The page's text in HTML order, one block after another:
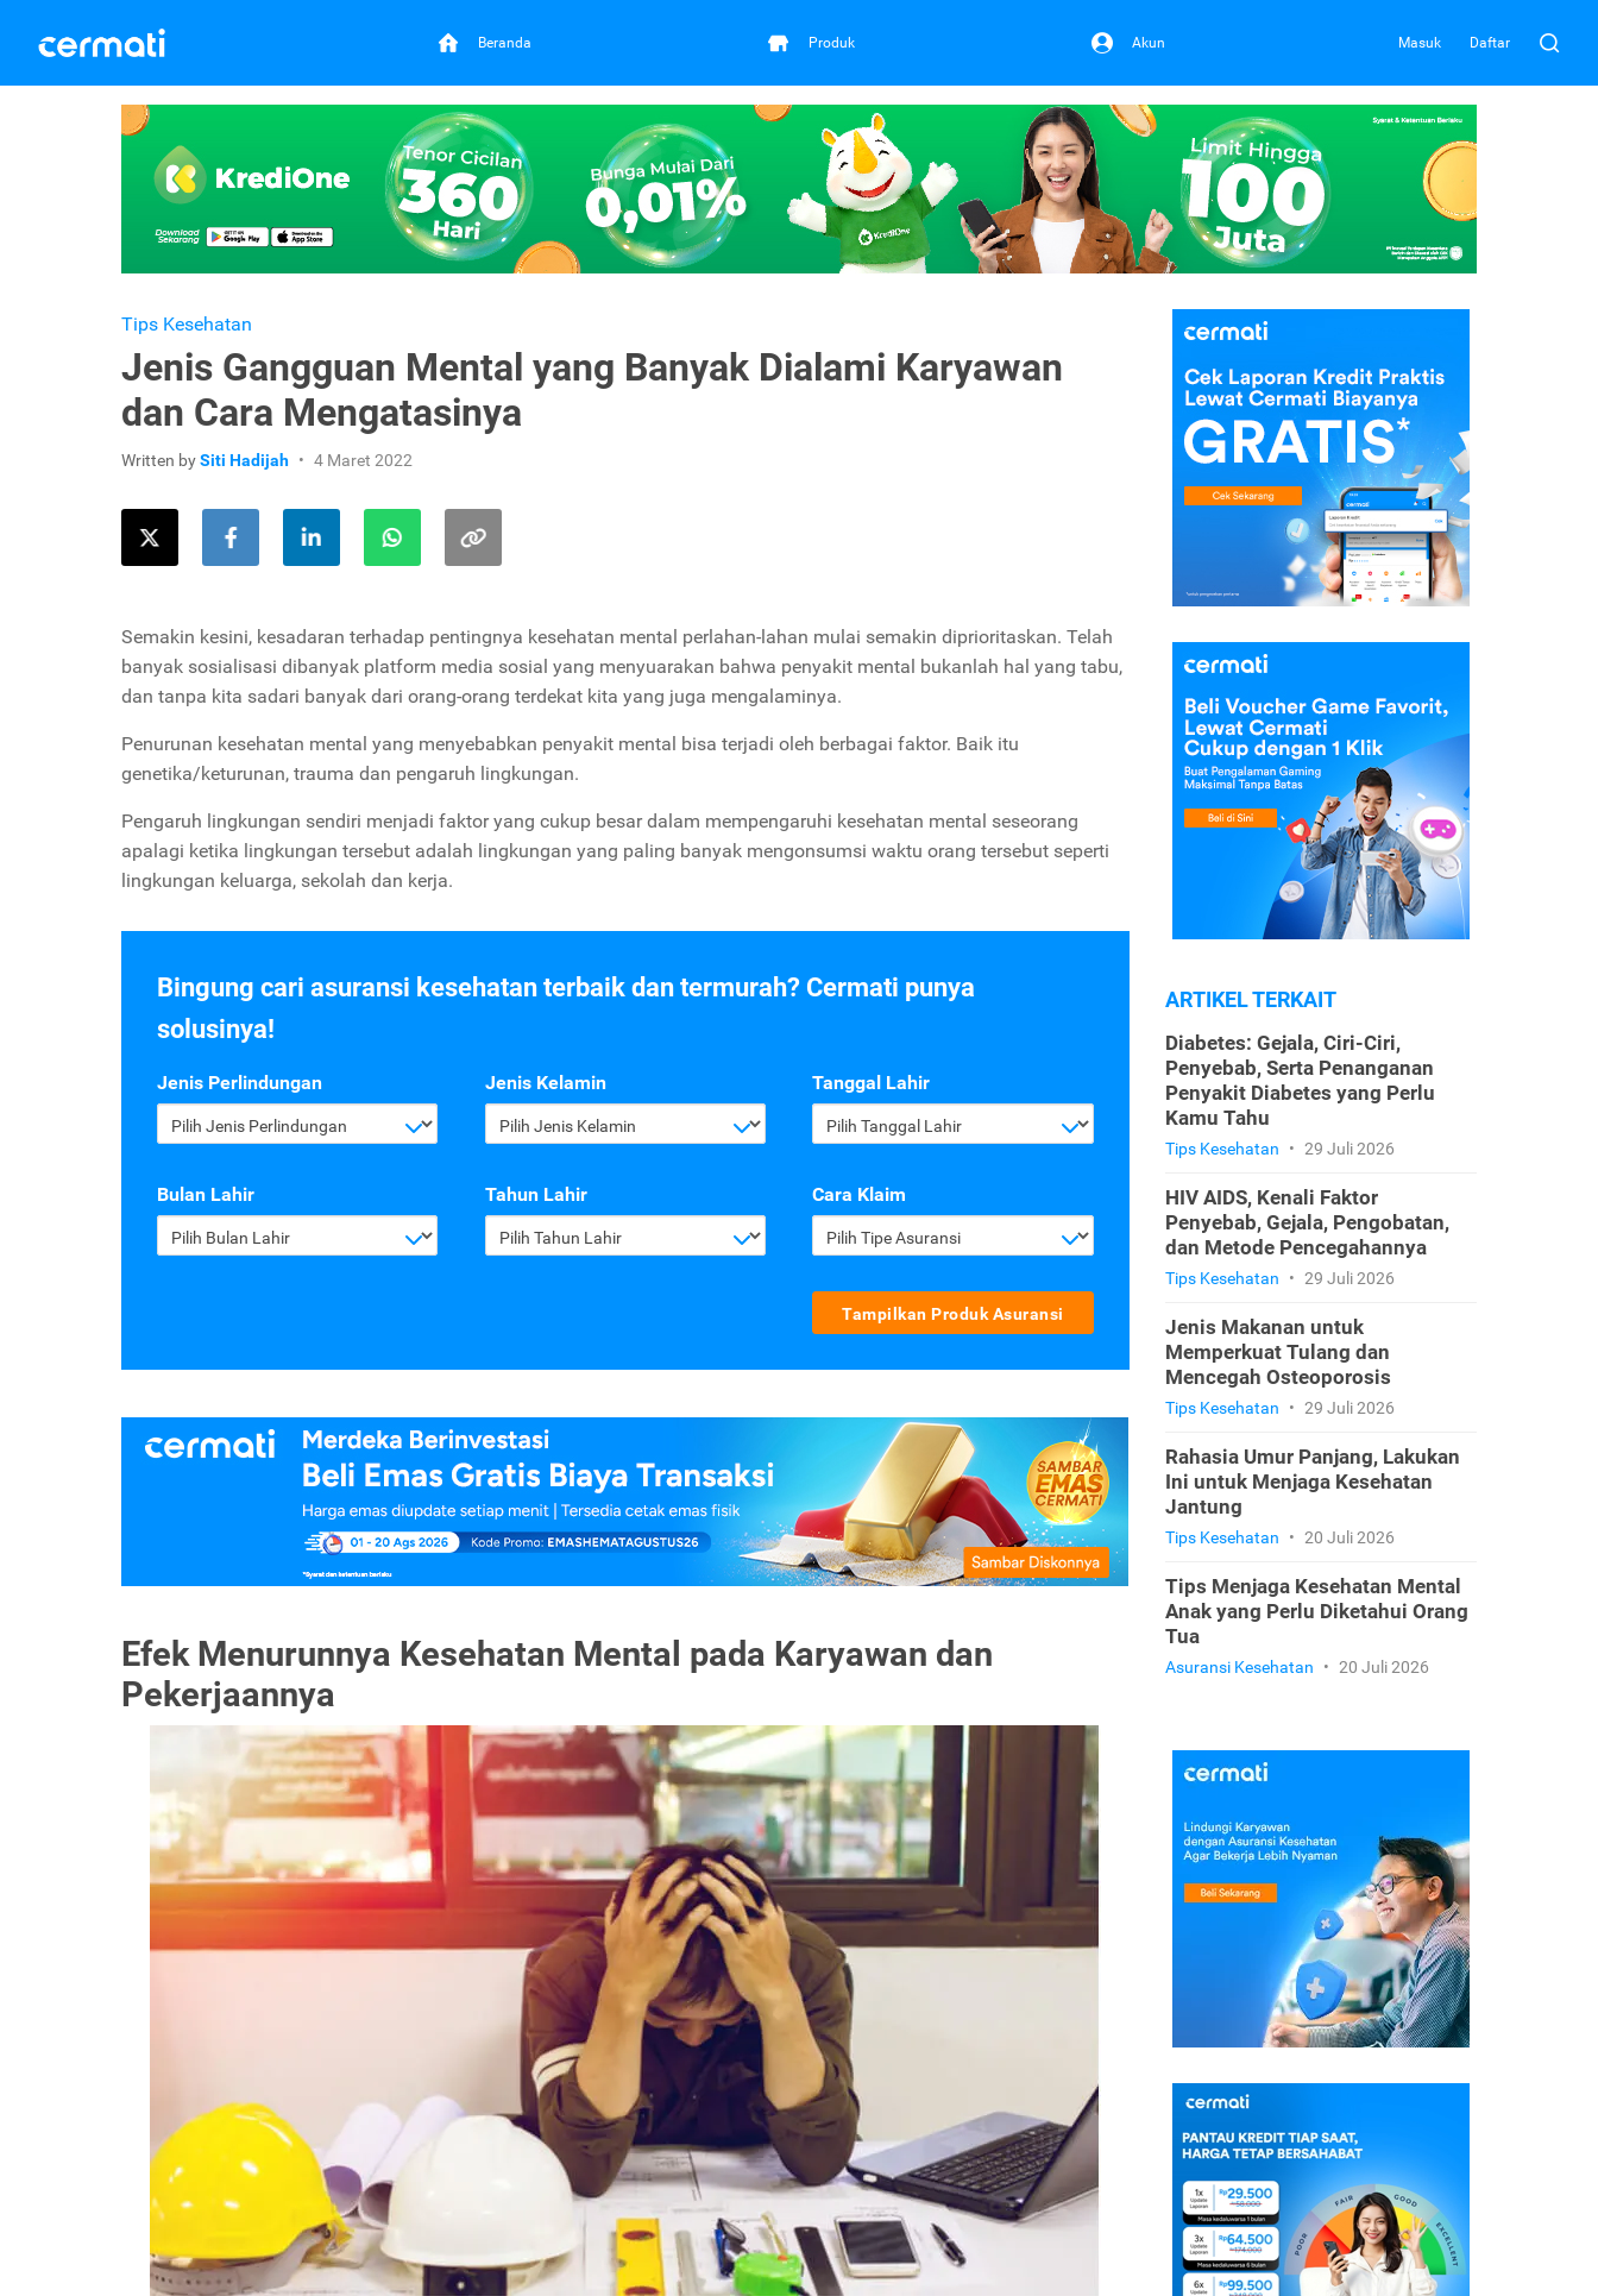
Beranda Produk Akun Masuk Daftar
Tips Kesehatan
Jenis Gangguan Mental yang Banyak Dialami Karyawan
dan Cara Mengatasinya
Written bySiti Hadijah 4 Maret 2022
Semakin kesini, kesadaran terhadap pentingnya kesehatan mental perlahan-lahan mulai semakin diprioritaskan. Telah
banyak sosialisasi dibanyak platform media sosial yang menyuarakan bahwa penyakit mental bukanlah hal yang tabu,
dan tanpa kita sadari banyak dari orang-orang terdekat kita yang juga mengalaminya.
Penurunan kesehatan mental yang menyebabkan penyakit mental bisa terjadi oleh berbagai faktor. Baik itu
genetika/keturunan, trauma dan pengaruh lingkungan.
Pengaruh lingkungan sendiri menjadi faktor yang cukup besar dalam mempengaruhi kesehatan mental seseorang
apalagi ketika lingkungan tersebut adalah lingkungan yang paling banyak mengonsumsi waktu orang tersebut seperti
lingkungan keluarga, sekolah dan kerja.
Bingung cari asuransi kesehatan terbaik dan termurah? Cermati punya
solusinya!
Jenis Perlindungan
Pilih Jenis Perlindungan
Jenis Kelamin
Pilih Jenis Kelamin
Tanggal Lahir
Pilih Tanggal Lahir
Bulan Lahir
Pilih Bulan Lahir
Tahun Lahir
Pilih Tahun Lahir
Cara Klaim
Pilih Tipe Asuransi
Tampilkan Produk Asuransi
Efek Menurunnya Kesehatan Mental pada Karyawan dan
Pekerjaannya
ARTIKEL TERKAIT
Diabetes: Gejala, Ciri-Ciri,
Penyebab, Serta Penanganan
Penyakit Diabetes yang Perlu
Kamu Tahu
Tips Kesehatan • 29 Juli 2026
HIV AIDS, Kenali Faktor
Penyebab, Gejala, Pengobatan,
dan Metode Pencegahannya
Tips Kesehatan • 29 Juli 2026
Jenis Makanan untuk
Memperkuat Tulang dan
Mencegah Osteoporosis
Tips Kesehatan • 29 Juli 2026
Rahasia Umur Panjang, Lakukan
Ini untuk Menjaga Kesehatan
Jantung
Tips Kesehatan • 20 Juli 2026
Tips Menjaga Kesehatan Mental
Anak yang Perlu Diketahui Orang
Tua
Asuransi Kesehatan • 20 Juli 2026